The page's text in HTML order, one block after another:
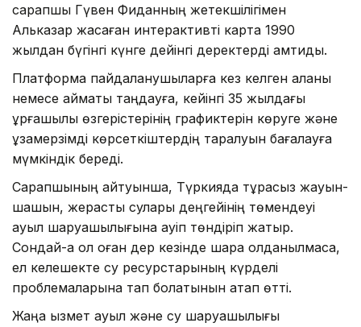
сарапшы Гүвен Фиданның жетекшілігімен
Альказар жасаған интерактивті карта 1990
жылдан бүгінгі күнге дейінгі деректерді қамтиды.
Платформа пайдаланушыларға кез келген қаланы
немесе аймақты таңдауға, кейінгі 35 жылдағы
құрғақшылық өзгерістерінің графиктерін көруге және
ұзақмерзімді көрсеткіштердің таралуын бағалауға
мүмкіндік береді.
Сарапшының айтуынша, Түркияда тұрақсыз жауын-
шашын, жерасты сулары деңгейінің төмендеуі
ауыл шаруашылығына қауіп төндіріп жатыр.
Сондай-ақ ол оған дер кезінде шара қолданылмаса,
ел келешекте су ресурстарының күрделі
проблемаларына тап болатынын атап өтті.
Жаңа қызмет ауыл және су шаруашылығы